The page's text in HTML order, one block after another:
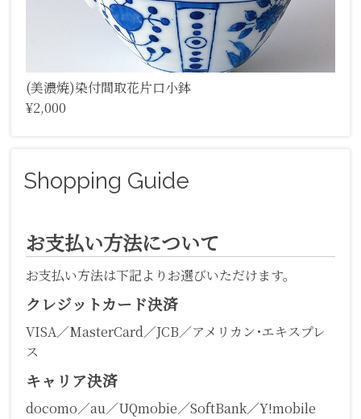
(美濃焼)染付間取花片口小鉢
¥2,000
Shopping Guide
お支払い方法について
お支払い方法は下記よりお選びいただけます。
クレジットカード決済
VISA／MasterCard／JCB／アメリカン･エキスプレ
ス
キャリア決済
docomo／au／UQmobie／SoftBank／Y!mobile